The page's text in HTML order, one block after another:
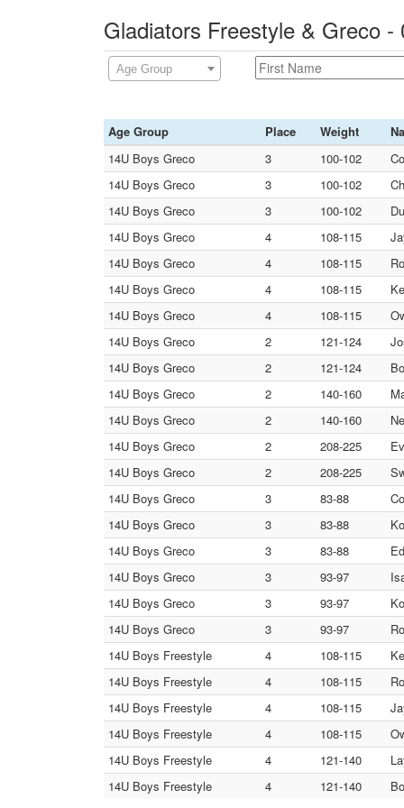
Gladiators Freestyle & Greco
Age Group
Age Group Place Weight
14U Boys Greco
3 100-102
14U Boys Greco
3 100-102
14U Boys Greco
3 100-102
14U Boys Greco
4 108-115
14U Boys Greco
4 108-115
14U Boys Greco
4 108-115
14U Boys Greco
4 108-115
14U Boys Greco
2 121-124
14U Boys Greco
2 121-124
14U Boys Greco
2 140-160
14U Boys Greco
2 140-160
14U Boys Greco
2 208-225
14U Boys Greco
2 208-225
14U Boys Greco
3 83-88
14U Boys Greco
3 83-88
14U Boys Greco
3 83-88
14U Boys Greco
3 93-97
14U Boys Greco
3 93-97
14U Boys Greco
3 93-97
14U Boys Freestyle
4 108-115
14U Boys Freestyle
4 108-115
14U Boys Freestyle
4 108-115
14U Boys Freestyle
4 108-115
14U Boys Freestyle
4 121-140
14U Boys Freestyle
4 121-140